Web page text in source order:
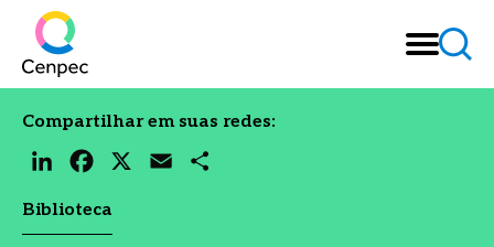
Biblioteca
Compartilhar em suas redes:
LinkedInFacebook